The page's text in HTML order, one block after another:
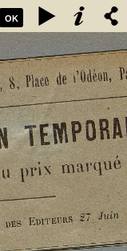
OK
générale / par
Auteur